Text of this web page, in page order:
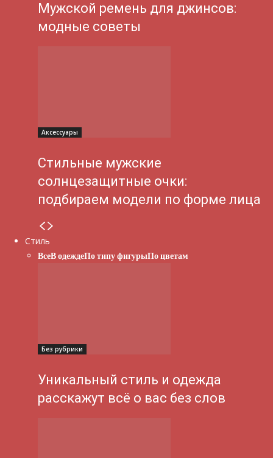
Мужской ремень для джинсов:
модные советы
Аксессуары
Стильные мужские
солнцезащитные очки:
подбираем модели по форме лица
Стиль
ВсеВ одеждеПо типу фигурыПо цветам
Без рубрики
Уникальный стиль и одежда
расскажут всё о вас без слов